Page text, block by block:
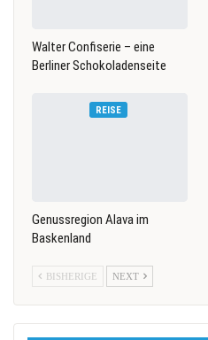
Walter Confiserie – eine
Berliner Schokoladenseite
REISE
Genussregion Alava im
Baskenland
BISHERIGE NEXT